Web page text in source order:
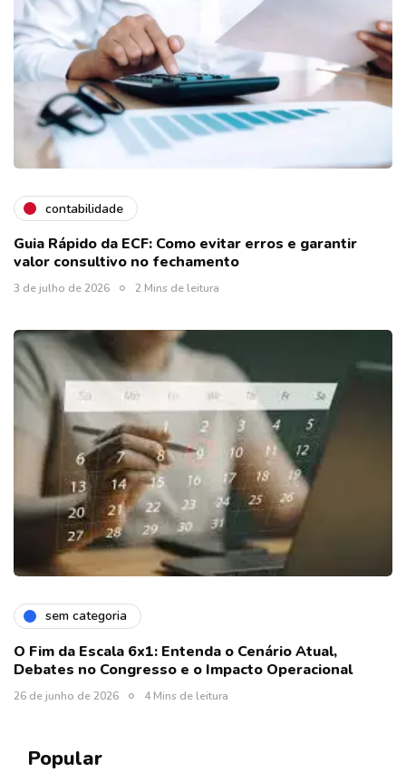
contabilidade
Guia Rápido da ECF: Como evitar erros e garantir
valor consultivo no fechamento
3 de julho de 2026 2 Mins de leitura
sem categoria
O Fim da Escala 6x1: Entenda o Cenário Atual,
Debates no Congresso e o Impacto Operacional
26 de junho de 2026 4 Mins de leitura
Popular